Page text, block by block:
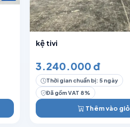
kệ tivi
3.240.000 đ
Thời gian chuẩn bị: 5 ngày
Đã gồm VAT 8%
Thêm vào giỏ